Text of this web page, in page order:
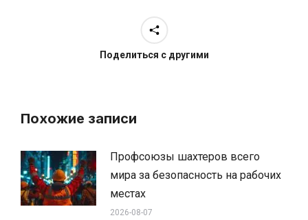
Поделиться с другими
Похожие записи
Профсоюзы шахтеров всего
мира за безопасность на рабочих
местах
2026-08-07